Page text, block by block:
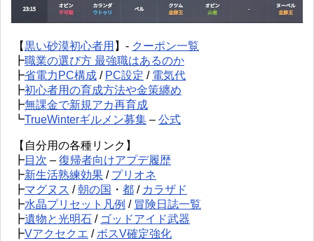
【黒い砂漠初心者用 】- クーポン一覧
┣職業の選び方 最強職はあるのか
┣省電力PC構成 / PC設定 / 電気代
┣初心者用の育成方法や金策纏め
┣無課金で新規アカ再育成
┗TrueWinterギルメン募集 – 公式
【自分用の各種リンク】
┣目次 – 復帰者向けアプデ履歴
┣新生活熟練効果 / プリオネ
┣マグヌス /朝の国 ・ 都 / カラザド
┣水晶プリセット凡例 / 冒険日誌一覧
┣遺物と光明石 / ゴッドアイド武器
┣Vアクセクエ / ボスV確定強化